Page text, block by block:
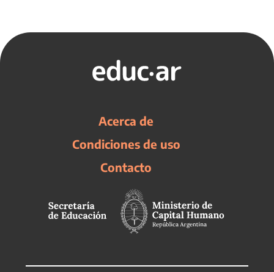
Acerca de
Condiciones de uso
Contacto